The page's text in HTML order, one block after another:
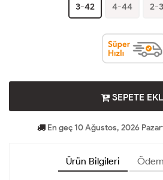
3-42 4-44 2-
SEPETE
En geç 10 Ağustos, 2026
Ürün Bilgileri